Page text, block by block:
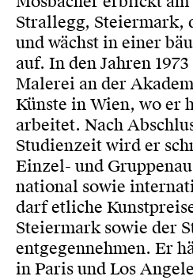
Strallegg, Steiermark,
und wächst in einer
auf. In den Jahren
Malerei an der
Künste in Wien, wo er
arbeitet. Nach
Studienzeit wird er
Einzel- und
national sowie
darf etliche
Steiermark sowie der
entgegennehmen. Er
in Paris und Los